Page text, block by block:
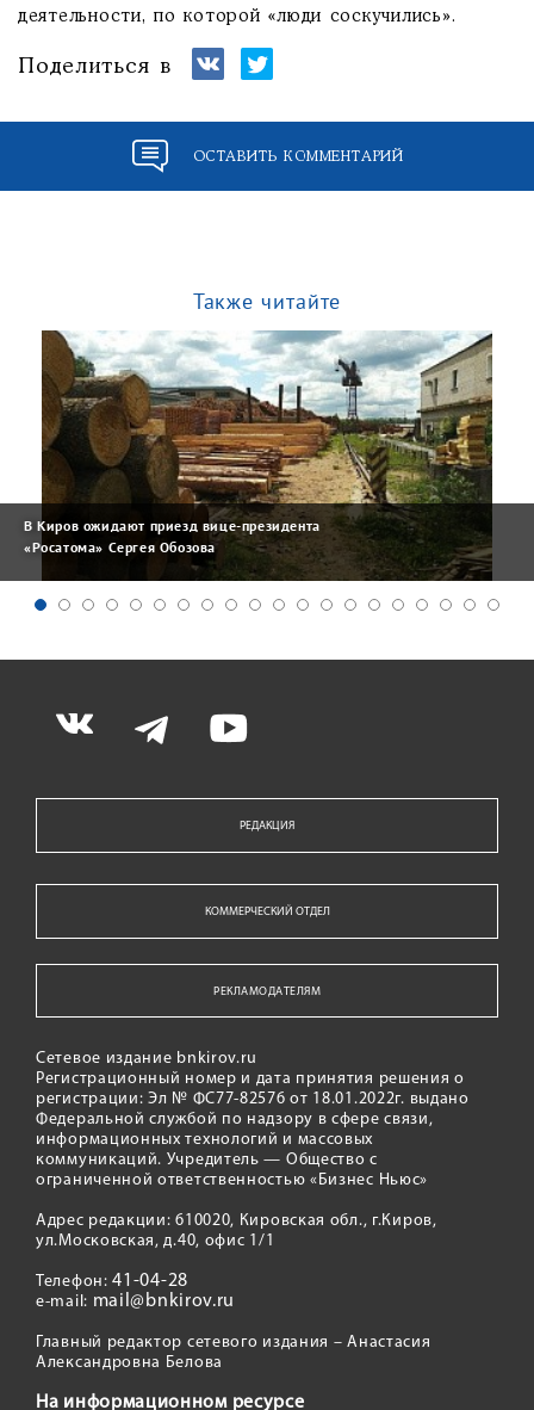
деятельности, по которой «люди соскучились».
Поделиться в
ОСТАВИТЬ КОММЕНТАРИЙ
Также читайте
В Киров ожидают приезд вице-президента
«Росатома» Сергея Обозова
РЕДАКЦИЯ
КОММЕРЧЕСКИЙ ОТДЕЛ
РЕКЛАМОДАТЕЛЯМ
Сетевое издание bnkirov.ru
Регистрационный номер и дата принятия решения о
регистрации: Эл № ФС77-82576 от 18.01.2022г. выдано
Федеральной службой по надзору в сфере связи,
информационных технологий и массовых
коммуникаций. Учредитель — Общество с
ограниченной ответственностью «Бизнес Ньюс»
Адрес редакции: 610020, Кировская обл., г.Киров,
ул.Московская, д.40, офис 1/1
Телефон:41-04-28
e-mail: mail@bnkirov.ru
Главный редактор сетевого издания – Анастасия
Александровна Белова
На информационном ресурсе